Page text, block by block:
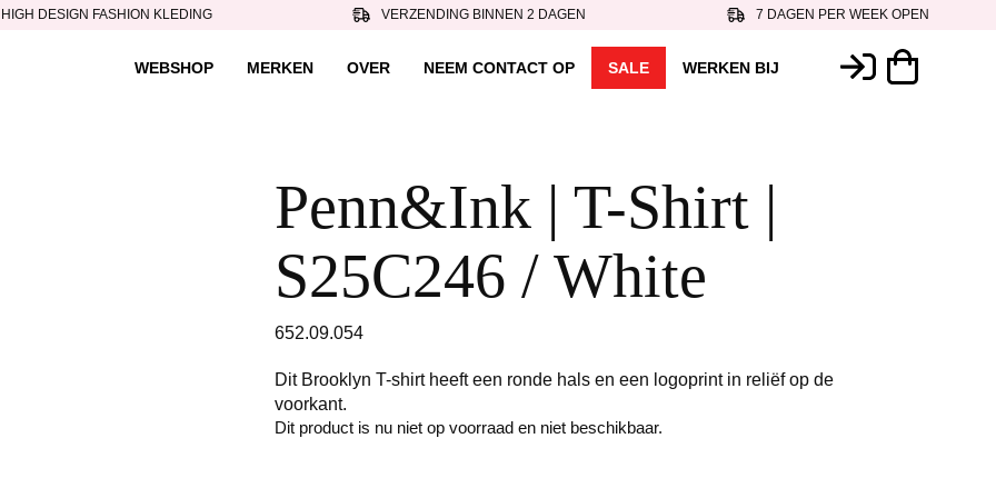
HIGH DESIGN FASHION KLEDING VERZENDING BINNEN 2 DAGEN 7 DAGEN PER WEEK OPEN
WEBSHOP MERKEN OVER NEEM CONTACT OP SALE WERKEN BIJ
Penn&Ink | T-Shirt |
S25C246 / White
652.09.054
Dit Brooklyn T-shirt heeft een ronde hals en een logoprint in reliëf op de
voorkant.
Dit product is nu niet op voorraad en niet beschikbaar.